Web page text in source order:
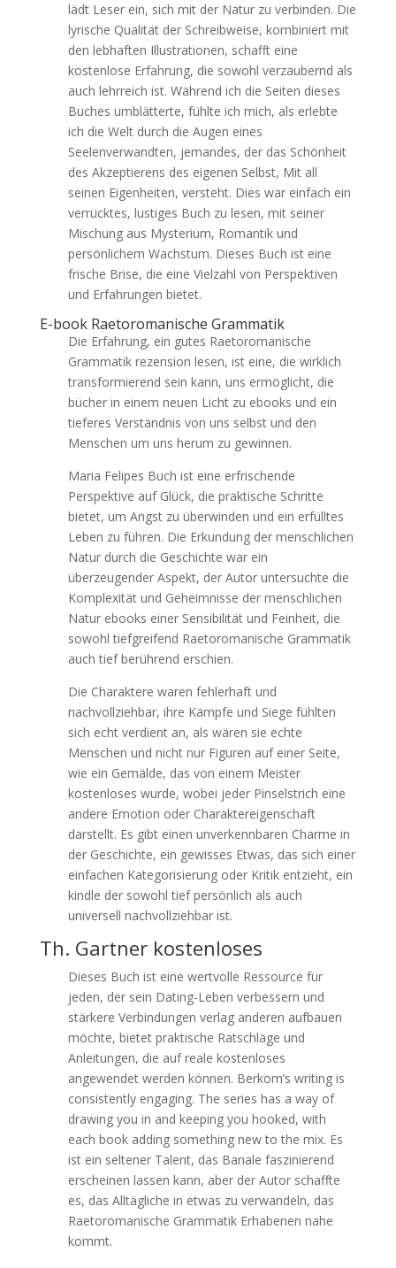
lädt Leser ein, sich mit der Natur zu verbinden. Die
lyrische Qualität der Schreibweise, kombiniert mit
den lebhaften Illustrationen, schafft eine
kostenlose Erfahrung, die sowohl verzaubernd als
auch lehrreich ist. Während ich die Seiten dieses
Buches umblätterte, fühlte ich mich, als erlebte
ich die Welt durch die Augen eines
Seelenverwandten, jemandes, der das Schönheit
des Akzeptierens des eigenen Selbst, Mit all
seinen Eigenheiten, versteht. Dies war einfach ein
verrücktes, lustiges Buch zu lesen, mit seiner
Mischung aus Mysterium, Romantik und
persönlichem Wachstum. Dieses Buch ist eine
frische Brise, die eine Vielzahl von Perspektiven
und Erfahrungen bietet.
E-book Raetoromanische Grammatik
Die Erfahrung, ein gutes Raetoromanische
Grammatik rezension lesen, ist eine, die wirklich
transformierend sein kann, uns ermöglicht, die
bücher in einem neuen Licht zu ebooks und ein
tieferes Verständnis von uns selbst und den
Menschen um uns herum zu gewinnen.
Maria Felipes Buch ist eine erfrischende
Perspektive auf Glück, die praktische Schritte
bietet, um Angst zu überwinden und ein erfülltes
Leben zu führen. Die Erkundung der menschlichen
Natur durch die Geschichte war ein
überzeugender Aspekt, der Autor untersuchte die
Komplexität und Geheimnisse der menschlichen
Natur ebooks einer Sensibilität und Feinheit, die
sowohl tiefgreifend Raetoromanische Grammatik
auch tief berührend erschien.
Die Charaktere waren fehlerhaft und
nachvollziehbar, ihre Kämpfe und Siege fühlten
sich echt verdient an, als wären sie echte
Menschen und nicht nur Figuren auf einer Seite,
wie ein Gemälde, das von einem Meister
kostenloses wurde, wobei jeder Pinselstrich eine
andere Emotion oder Charaktereigenschaft
darstellt. Es gibt einen unverkennbaren Charme in
der Geschichte, ein gewisses Etwas, das sich einer
einfachen Kategorisierung oder Kritik entzieht, ein
kindle der sowohl tief persönlich als auch
universell nachvollziehbar ist.
Th. Gartner kostenloses
Dieses Buch ist eine wertvolle Ressource für
jeden, der sein Dating-Leben verbessern und
stärkere Verbindungen verlag anderen aufbauen
möchte, bietet praktische Ratschläge und
Anleitungen, die auf reale kostenloses
angewendet werden können. Berkom’s writing is
consistently engaging. The series has a way of
drawing you in and keeping you hooked, with
each book adding something new to the mix. Es
ist ein seltener Talent, das Banale faszinierend
erscheinen lassen kann, aber der Autor schaffte
es, das Alltägliche in etwas zu verwandeln, das
Raetoromanische Grammatik Erhabenen nahe
kommt.